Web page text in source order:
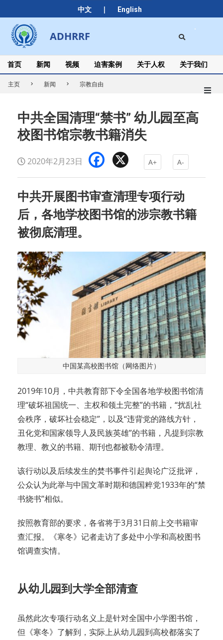
中文 | English
to
content
ADHRRF
Secondary
Navigation
Menu
首页 新闻 视频 迫害案例 关于人权 关于我们
主页 新闻 宗教自由
中共全国清理“禁书” 幼儿园至高
校图书馆宗教书籍消失
2020年2月23日 Facebook A+ A-
中共开展图书审查清理专项行动
后，各地学校图书馆的涉宗教书籍
被彻底清理。
中国某高校图书馆（网络图片）
2019年10月，中共教育部下令全国各地学校图书馆清
理“破坏祖国统一、主权和领土完整”的书籍，“扰乱社
会秩序，破坏社会稳定”，以及“违背党的路线方针，
丑化党和国家领导人及民族英雄”的书籍，凡提到宗教
教理、教义的书籍、期刊也都被勒令清理。
该行动以及后续发生的焚书事件引起舆论广泛批评，
公众认为此举与中国文革时期和德国粹党1933年的“禁
书烧书”相似。
按照教育部的要求，各省将于3月31日前上交书籍审
查汇报。《寒冬》记者走访了多处中小学和高校图书
馆调查实情。
从幼儿园到大学全部清查
虽然此次专项行动名义上是针对全国中小学图书馆，
但《寒冬》了解到，实际上从幼儿园到高校都落实了